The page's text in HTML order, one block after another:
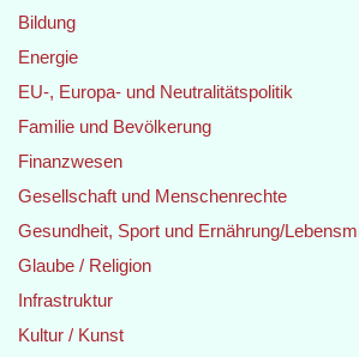
Bildung
Energie
EU-, Europa- und Neutralitätspolitik
Familie und Bevölkerung
Finanzwesen
Gesellschaft und Menschenrechte
Gesundheit, Sport und Ernährung/
Glaube / Religion
Infrastruktur
Kultur / Kunst